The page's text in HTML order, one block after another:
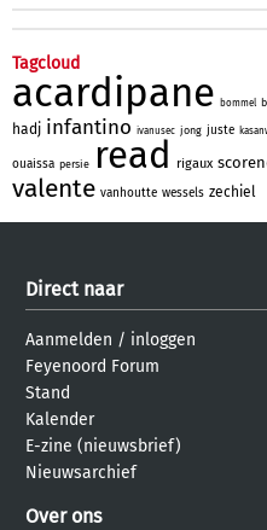
Tagcloud
acardipane bommel
hadj infantino ivanusec jong juste
ouaissa persie read rigaux
valente vanhoutte wessels zechiel
Direct naar
Aanmelden / inloggen
Feyenoord Forum
Stand
Kalender
E-zine (nieuwsbrief)
Nieuwsarchief
Over ons